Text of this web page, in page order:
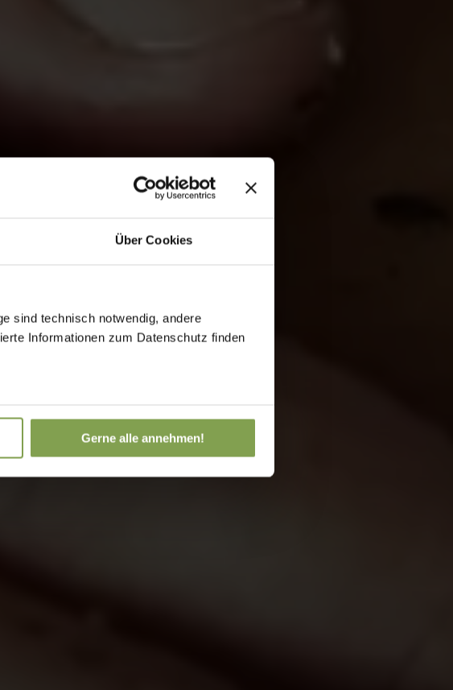
Über Cookies
sind technisch notwendig, andere
Informationen zum Datenschutz finden
Gerne alle annehmen!